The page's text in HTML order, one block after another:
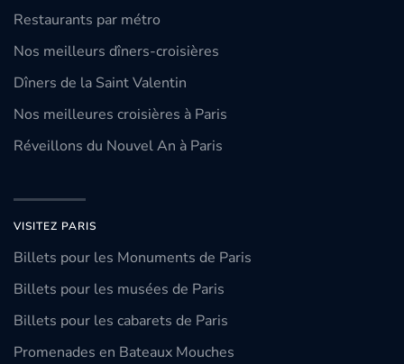
Restaurants par métro
Nos meilleurs dîners-croisières
Dîners de la Saint Valentin
Nos meilleures croisières à Paris
Réveillons du Nouvel An à Paris
VISITEZ PARIS
Billets pour les Monuments de Paris
Billets pour les musées de Paris
Billets pour les cabarets de Paris
Promenades en Bateaux Mouches